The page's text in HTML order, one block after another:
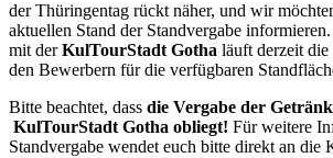
der Thüringentag rückt näher, und wir
aktuellen Stand der Standvergabe
mit derKulTourStadt Gotha läuft derzeit
den Bewerbern für die verfügbaren
Bitte beachtet, dass die Vergabe der
KulTourStadt Gotha obliegt! Für weitere
Standvergabe wendet euch bitte direkt an die